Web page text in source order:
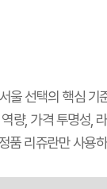
울 선택의 핵심 기
량, 가격 투명성,
품 리쥬란만 사용